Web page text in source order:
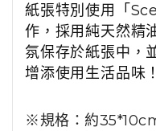
紙張特別使用「
作，採用純天然精
氛保存於紙張中，
增添使用生活品味！
※規格：約